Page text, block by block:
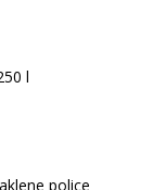
l
police